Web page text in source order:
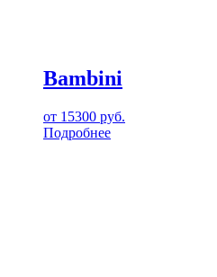
Bambini
от 15300 руб.
Подробнее